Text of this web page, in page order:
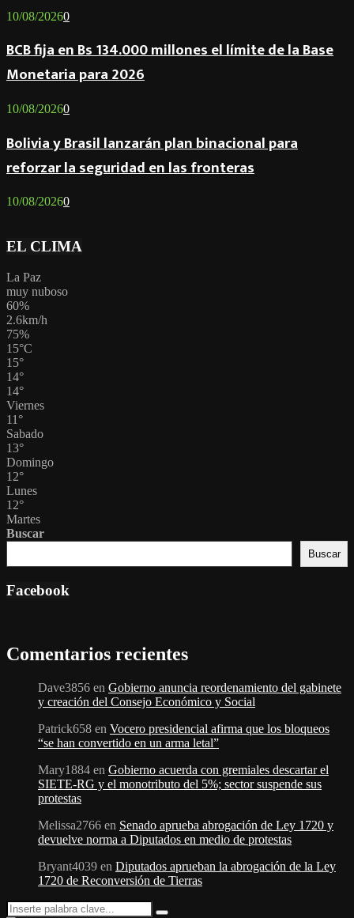
10/08/20260
BCB fija en Bs 134.000 millones el límite de la Base
Monetaria para 2026
10/08/20260
Bolivia y Brasil lanzarán plan binacional para
reforzar la seguridad en las fronteras
10/08/20260
EL CLIMA
La Paz
muy nuboso
60%
2.6km/h
75%
15°C
15°
14°
14°
Viernes
11 °
Sabado
13°
Domingo
12°
Lunes
12°
Martes
Buscar
Buscar
Facebook
Comentarios recientes
Dave3856 en Gobierno anuncia reordenamiento del gabinete
y creación del Consejo Económico y Social
Patrick658 en Vocero presidencial afirma que los bloqueos
“se han convertido en un arma letal”
Mary1884 en Gobierno acuerda con gremiales descartar el
SIETE-RG y el monotributo del 5%; sector suspende sus
protestas
Melissa2766 en Senado aprueba abrogación de Ley 1720 y
devuelve norma a Diputados en medio de protestas
Bryant4039 en Diputados aprueban la abrogación de la Ley
1720 de Reconversión de Tierras
Search